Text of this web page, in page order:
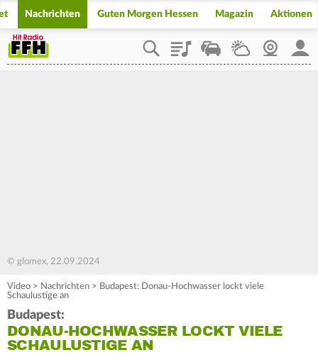
Nachrichten Guten Morgen Hessen Magazin Aktionen
PlaylistStaupilotWetterWebcam
© glomex, 22.09.2024
Video > Nachrichten > Budapest: Donau-Hochwasser lockt viele
Schaulustige an
Budapest:
DONAU-HOCHWASSER LOCKT VIELE
SCHAULUSTIGE AN